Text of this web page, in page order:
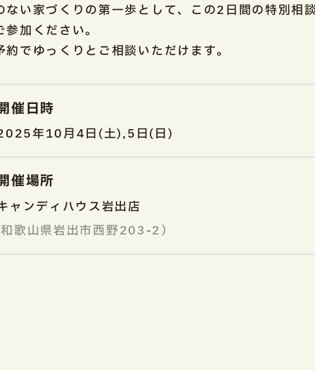
ない家づくりの第一歩として、この2日間の特別相
参加ください。
約でゆっくりとご相談いただけます。
催日時
年10月4日(土),5日(日)
催場所
ャンディハウス岩出店
歌山県岩出市西野203-2）